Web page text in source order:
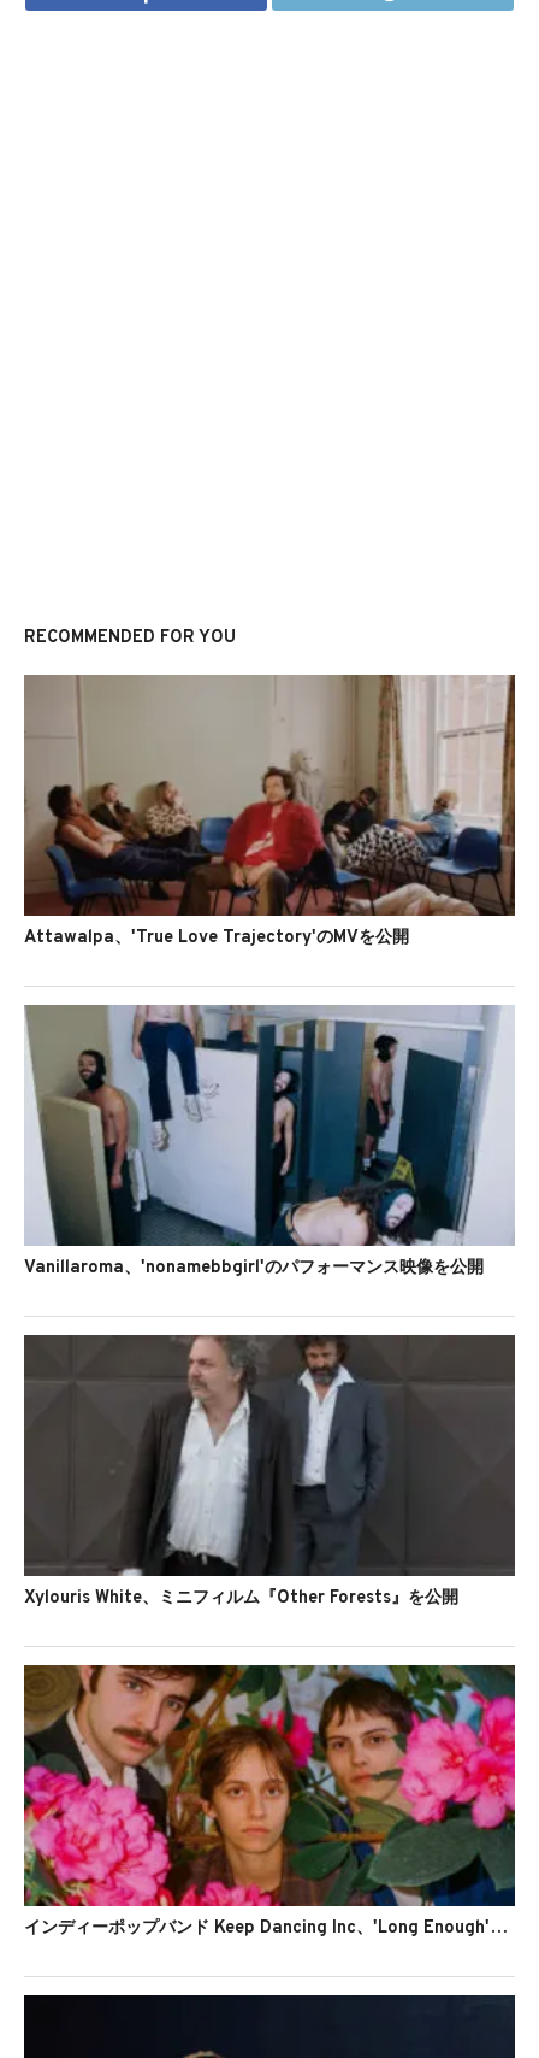
RECOMMENDED FOR YOU
Attawalpa、'True Love Trajectory'のMVを公開
Vanillaroma、'nonamebbgirl'のパフォーマンス映像を公開
Xylouris White、ミニフィルム『Other Forests』を公開
インディーポップバンド Keep Dancing Inc、'Long Enough'のMVを公開